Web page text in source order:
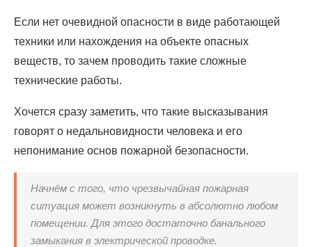
Если нет очевидной опасности в виде работающей
техники или нахождения на объекте опасных
веществ, то зачем проводить такие сложные
технические работы.
Хочется сразу заметить, что такие высказывания
говорят о недальновидности человека и его
непонимание основ пожарной безопасности.
Начнём с того, что чрезвычайная пожарная
ситуация может возникнуть в абсолютно любом
помещении. Для этого достаточно банального
замыкания в электрической проводке.